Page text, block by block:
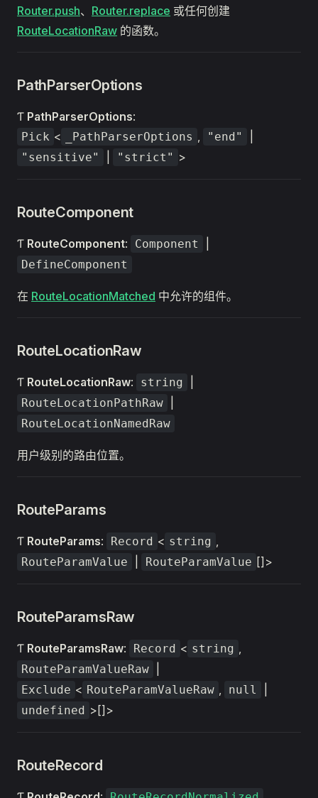
Router.push、 Router.replace 或任何创建
RouteLocationRaw 的函数。
PathParserOptions
Ƭ PathParserOptions:
Pick < _PathParserOptions , "end"
"sensitive" "strict" >
RouteComponent
Ƭ RouteComponent: Component
DefineComponent
在 RouteLocationMatched 中允许的组件。
RouteLocationRaw
Ƭ RouteLocationRaw: string
RouteLocationPathRaw
RouteLocationNamedRaw
用户级别的路由位置。
RouteParams
Ƭ RouteParams: Record < string ,
RouteParamValue RouteParamValue []>
RouteParamsRaw
Ƭ RouteParamsRaw: Record < string ,
RouteParamValueRaw
Exclude < RouteParamValueRaw , null
undefined >[]>
RouteRecord